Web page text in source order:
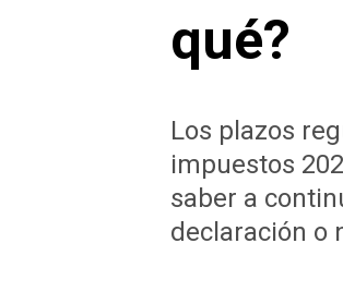
qué?
Los plazos
impuestos
saber a
declaración o